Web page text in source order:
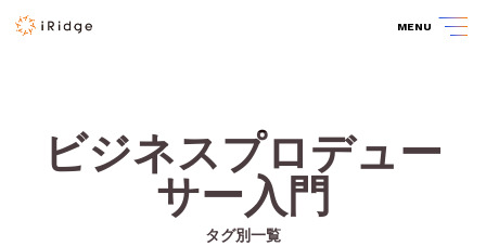
MENU
ビジネスプロデュー
サー入門
タグ別一覧